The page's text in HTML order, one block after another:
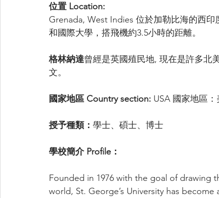
位置 Location:
Grenada, West Indies 位於加勒比海的西
和國際大學，搭飛機約3.5小時的距離。
格林納達曾經是英國殖民地, 現在是許多北
文。
國家地區 Country section: USA 國家地區
授予種類： 學士、碩士、博士
學校簡介 Profile：
Founded in 1976 with the goal of drawing
world, St. George’s University has